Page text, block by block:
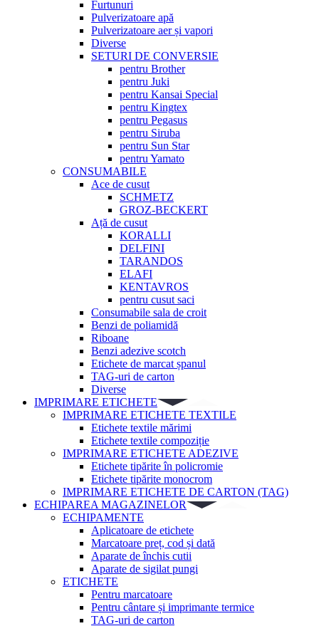
Furtunuri
Pulverizatoare apă
Pulverizatoare aer și vapori
Diverse
SETURI DE CONVERSIE
pentru Brother
pentru Juki
pentru Kansai Special
pentru Kingtex
pentru Pegasus
pentru Siruba
pentru Sun Star
pentru Yamato
CONSUMABILE
Ace de cusut
SCHMETZ
GROZ-BECKERT
Ață de cusut
KORALLI
DELFINI
TARANDOS
ELAFI
KENTAVROS
pentru cusut saci
Consumabile sala de croit
Benzi de poliamidă
Riboane
Benzi adezive scotch
Etichete de marcat șpanul
TAG-uri de carton
Diverse
IMPRIMARE ETICHETE
IMPRIMARE ETICHETE TEXTILE
Etichete textile mărimi
Etichete textile compoziție
IMPRIMARE ETICHETE ADEZIVE
Etichete tipărite în policromie
Etichete tipărite monocrom
IMPRIMARE ETICHETE DE CARTON (TAG)
ECHIPAREA MAGAZINELOR
ECHIPAMENTE
Aplicatoare de etichete
Marcatoare preț, cod și dată
Aparate de închis cutii
Aparate de sigilat pungi
ETICHETE
Pentru marcatoare
Pentru cântare și imprimante termice
TAG-uri de carton